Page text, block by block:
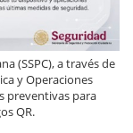
(SSPC), a través de
y Operaciones
preventivas para
QR.